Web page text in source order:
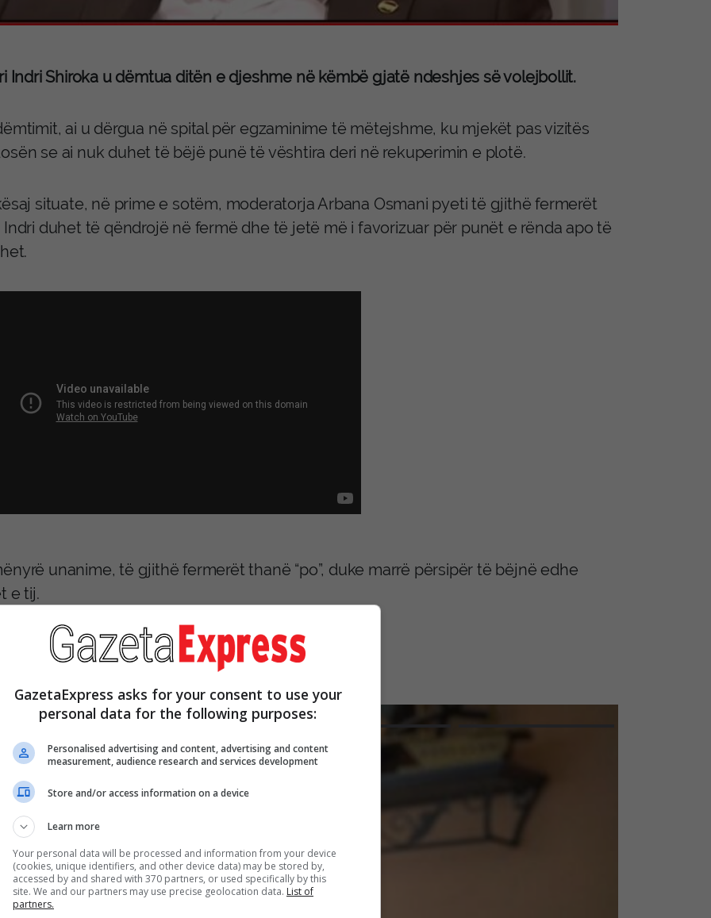
Indri Shiroka u dëmtua ditën e djeshme në këmbë gjatë ndeshjes së volejbollit.
ai u dërgua në spital për egzaminime të mëtejshme, ku mjekët pas vizitës
se ai nuk duhet të bëjë punë të vështira deri në rekuperimin e plotë.
situate, në prime e sotëm, moderatorja Arbana Osmani pyeti të gjithë fermerët
Indri duhet të qëndrojë në fermë dhe të jetë më i favorizuar për punët e rënda apo të
unanime, të gjithë fermerët thanë “po”, duke marrë përsipër të bëjnë edhe
e tij.
GazetaExpress asks for your consent to use your
personal data for the following purposes:
Personalised advertising and content, advertising and content
measurement, audience research and services development
Store and/or access information on a device
Learn more
Your personal data will be processed and information from your device
(cookies, unique identifiers, and other device data) may be stored by,
accessed by and shared with 370 partners, or used specifically by this
site. We and our partners may use precise geolocation data. List of
partners.